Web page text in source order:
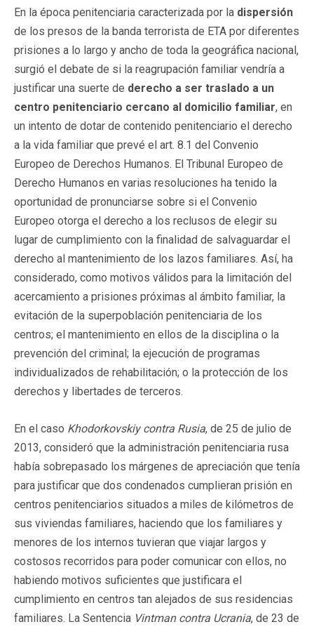
En la época penitenciaria caracterizada por la dispersión
de los presos de la banda terrorista de ETA por diferentes
prisiones a lo largo y ancho de toda la geográfica nacional,
surgió el debate de si la reagrupación familiar vendría a
justificar una suerte de derecho a ser traslado a un
centro penitenciario cercano al domicilio familiar, en
un intento de dotar de contenido penitenciario el derecho
a la vida familiar que prevé el art. 8.1 del Convenio
Europeo de Derechos Humanos. El Tribunal Europeo de
Derecho Humanos en varias resoluciones ha tenido la
oportunidad de pronunciarse sobre si el Convenio
Europeo otorga el derecho a los reclusos de elegir su
lugar de cumplimiento con la finalidad de salvaguardar el
derecho al mantenimiento de los lazos familiares. Así, ha
considerado, como motivos válidos para la limitación del
acercamiento a prisiones próximas al ámbito familiar, la
evitación de la superpoblación penitenciaria de los
centros; el mantenimiento en ellos de la disciplina o la
prevención del criminal; la ejecución de programas
individualizados de rehabilitación; o la protección de los
derechos y libertades de terceros.
En el caso Khodorkovskiy contra Rusia, de 25 de julio de
2013, consideró que la administración penitenciaria rusa
había sobrepasado los márgenes de apreciación que tenía
para justificar que dos condenados cumplieran prisión en
centros penitenciarios situados a miles de kilómetros de
sus viviendas familiares, haciendo que los familiares y
menores de los internos tuvieran que viajar largos y
costosos recorridos para poder comunicar con ellos, no
habiendo motivos suficientes que justificara el
cumplimiento en centros tan alejados de sus residencias
familiares. La Sentencia Vintman contra Ucrania, de 23 de